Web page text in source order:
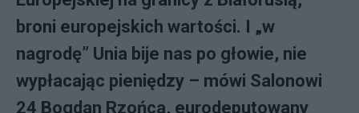
broni europejskich wartości. I „w
nagrodę” Unia bije nas po głowie, nie
wypłacając pieniędzy – mówi Salonowi
24 Bogdan Rzońca, eurodeputowany